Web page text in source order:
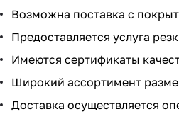
Возможна поставка с
Предоставляется услуга
Имеются сертификаты
Широкий ассортимент
Доставка осуществляется